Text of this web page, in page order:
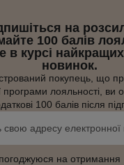
на
100 балів
в курсі найкращих
новинок.
покупець, що
програми лояльності, ви
100 балів після
на отримання